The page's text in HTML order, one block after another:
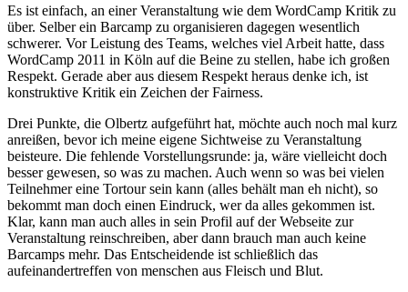
Es ist einfach, an einer Veranstaltung wie dem WordCamp Kritik zu
über. Selber ein Barcamp zu organisieren dagegen wesentlich
schwerer. Vor Leistung des Teams, welches viel Arbeit hatte, dass
WordCamp 2011 in Köln auf die Beine zu stellen, habe ich großen
Respekt. Gerade aber aus diesem Respekt heraus denke ich, ist
konstruktive Kritik ein Zeichen der Fairness.
Drei Punkte, die Olbertz aufgeführt hat, möchte auch noch mal kurz
anreißen, bevor ich meine eigene Sichtweise zu Veranstaltung
beisteure. Die fehlende Vorstellungsrunde: ja, wäre vielleicht doch
besser gewesen, so was zu machen. Auch wenn so was bei vielen
Teilnehmer eine Tortour sein kann (alles behält man eh nicht), so
bekommt man doch einen Eindruck, wer da alles gekommen ist.
Klar, kann man auch alles in sein Profil auf der Webseite zur
Veranstaltung reinschreiben, aber dann brauch man auch keine
Barcamps mehr. Das Entscheidende ist schließlich das
aufeinandertreffen von menschen aus Fleisch und Blut.